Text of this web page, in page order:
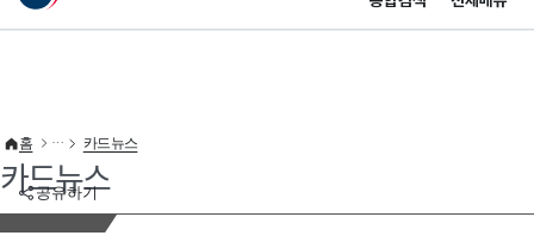
이 누리집은 대한민국 공식 전자정부 누리집입니다.
공유하기
홈 카드뉴스
카드뉴스